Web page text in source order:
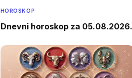
HOROSKOP
Dnevni horoskop za 05.08.2026.